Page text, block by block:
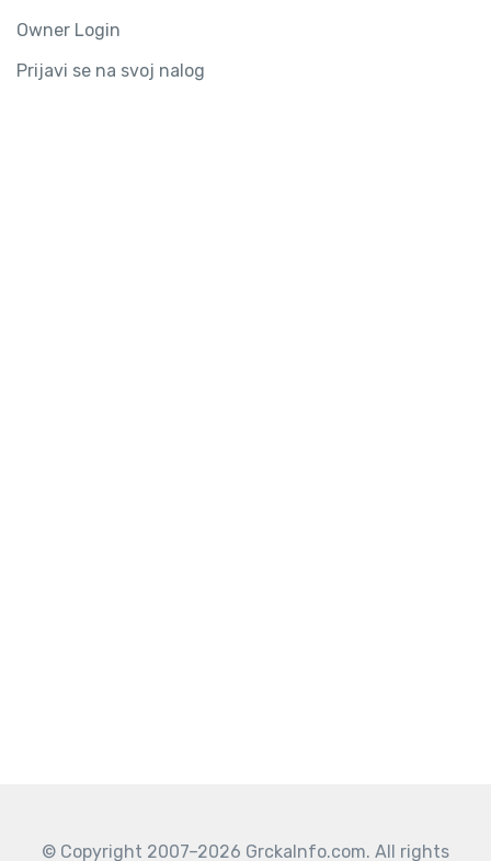
Owner Login
Prijavi se na svoj nalog
© Copyright 2007–2026 GrckaInfo.com. All rights